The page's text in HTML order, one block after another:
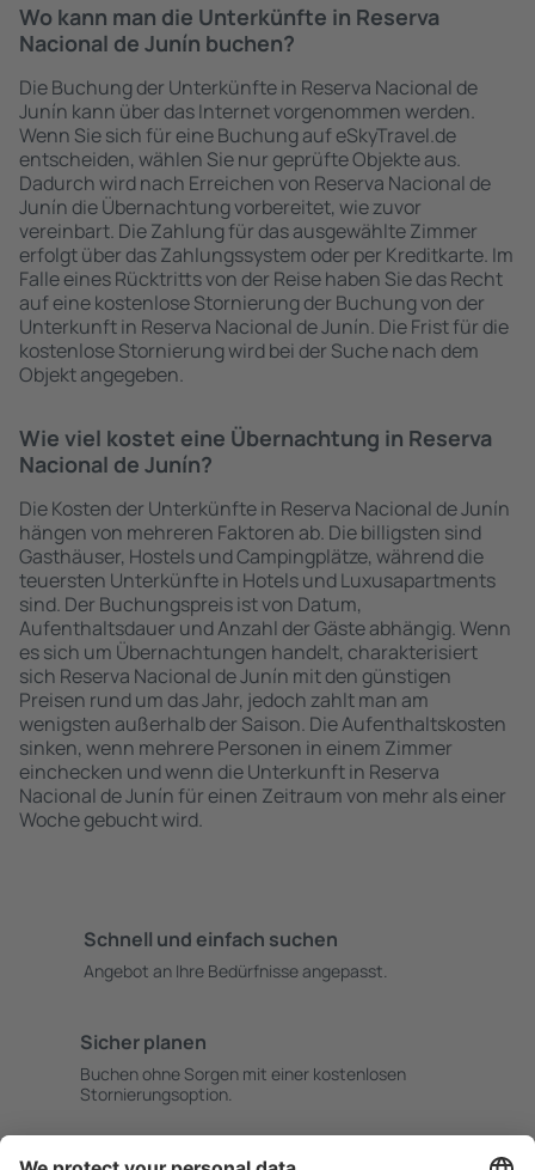
Wo kann man die Unterkünfte in Reserva
Nacional de Junín buchen?
Die Buchung der Unterkünfte in Reserva Nacional de
Junín kann über das Internet vorgenommen werden.
Wenn Sie sich für eine Buchung auf eSkyTravel.de
entscheiden, wählen Sie nur geprüfte Objekte aus.
Dadurch wird nach Erreichen von Reserva Nacional de
Junín die Übernachtung vorbereitet, wie zuvor
vereinbart. Die Zahlung für das ausgewählte Zimmer
erfolgt über das Zahlungssystem oder per Kreditkarte. Im
Falle eines Rücktritts von der Reise haben Sie das Recht
auf eine kostenlose Stornierung der Buchung von der
Unterkunft in Reserva Nacional de Junín. Die Frist für die
kostenlose Stornierung wird bei der Suche nach dem
Objekt angegeben.
Wie viel kostet eine Übernachtung in Reserva
Nacional de Junín?
Die Kosten der Unterkünfte in Reserva Nacional de Junín
hängen von mehreren Faktoren ab. Die billigsten sind
Gasthäuser, Hostels und Campingplätze, während die
teuersten Unterkünfte in Hotels und Luxusapartments
sind. Der Buchungspreis ist von Datum,
Aufenthaltsdauer und Anzahl der Gäste abhängig. Wenn
es sich um Übernachtungen handelt, charakterisiert
sich Reserva Nacional de Junín mit den günstigen
Preisen rund um das Jahr, jedoch zahlt man am
wenigsten außerhalb der Saison. Die Aufenthaltskosten
sinken, wenn mehrere Personen in einem Zimmer
einchecken und wenn die Unterkunft in Reserva
Nacional de Junín für einen Zeitraum von mehr als einer
Woche gebucht wird.
Schnell und einfach suchen
Angebot an Ihre Bedürfnisse angepasst.
Sicher planen
Buchen ohne Sorgen mit einer kostenlosen
Stornierungsoption.